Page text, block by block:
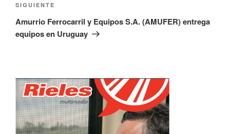
Siguiente
entrada
SIGUIENTE
Amurrio Ferrocarril y Equipos S.A. (AMUFER) entrega
equipos en Uruguay